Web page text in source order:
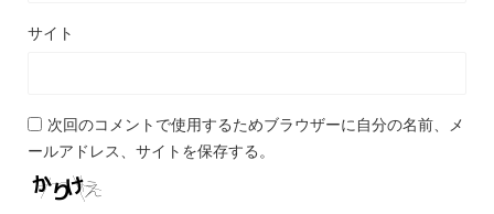
サイト
次回のコメントで使用するためブラウザーに自分の名前、メ
ールアドレス、サイトを保存する。